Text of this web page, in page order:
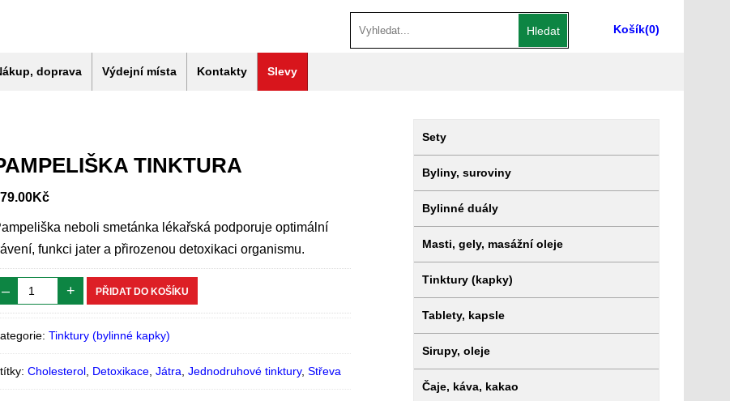
Košík(0)
Hledat
doprava Výdejní místa Kontakty Slevy
TINKTURA
Kč
neboli smetánka lékařská podporuje optimální
funkci jater a přirozenou detoxikaci organismu.
– + PŘIDAT DO KOŠÍKU
Tinktury (bylinné kapky)
Cholesterol Detoxikace ,Játra ,Jednodruhové tinktury,Střeva
Sety
Byliny, suroviny
Bylinné duály
Masti, gely, masážní oleje
Tinktury (kapky)
Tablety, kapsle
Sirupy, oleje
Čaje, káva, kakao